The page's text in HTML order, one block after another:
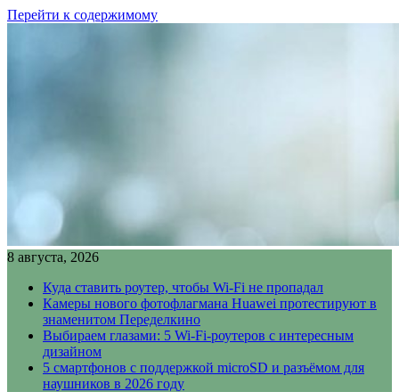
Перейти к содержимому
8 августа, 2026
Куда ставить роутер, чтобы Wi-Fi не пропадал
Камеры нового фотофлагмана Huawei протестируют в
знаменитом Переделкино
Выбираем глазами: 5 Wi-Fi-роутеров с интересным
дизайном
5 смартфонов с поддержкой microSD и разъёмом для
наушников в 2026 году